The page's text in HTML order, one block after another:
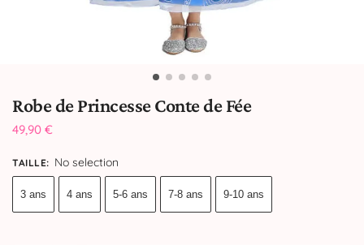
Robe de Princesse Conte de Fée
49,90 €
TAILLE: No selection
3 ans 4 ans 5-6 ans 7-8 ans 9-10 ans